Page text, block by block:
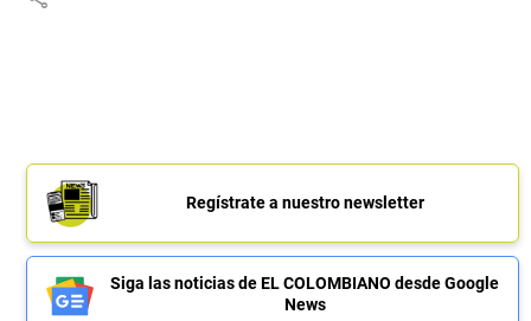
Regístrate a nuestro newsletter
Siga las noticias de EL COLOMBIANO desde Google
News